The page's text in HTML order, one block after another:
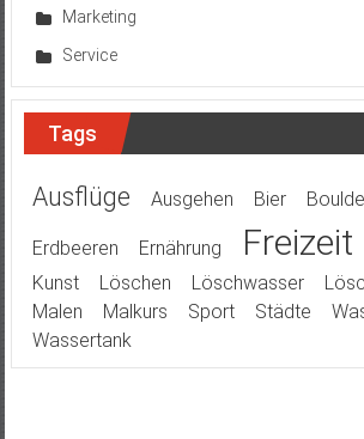
Marketing
Service
Tags
Ausflüge Ausgehen Bier
Erdbeeren Ernährung Freizeit
Kunst
Löschen Löschwasser
Malen
Malkurs Sport Städte
Wassertank